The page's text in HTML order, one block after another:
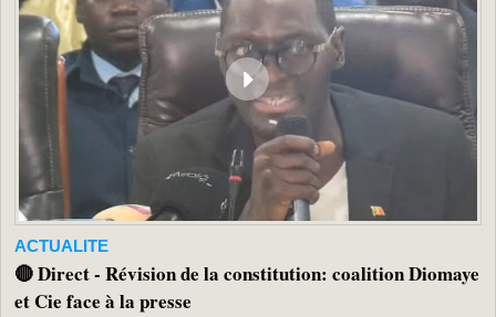
ACTUALITE
🔴 Direct - Révision de la constitution: coalition Diomaye
et Cie face à la presse